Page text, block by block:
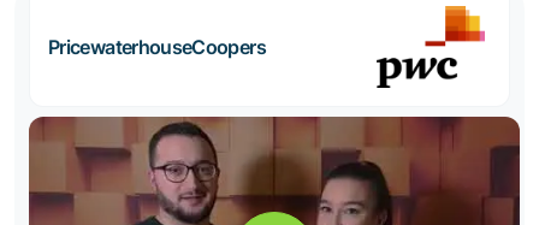
PricewaterhouseCoopers